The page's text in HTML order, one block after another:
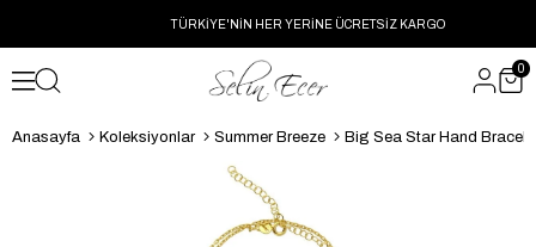
TÜRKİYE'NİN HER YERİNE ÜCRETSİZ KARGO
0
Anasayfa Koleksiyonlar Summer Breeze Big Sea Star Hand